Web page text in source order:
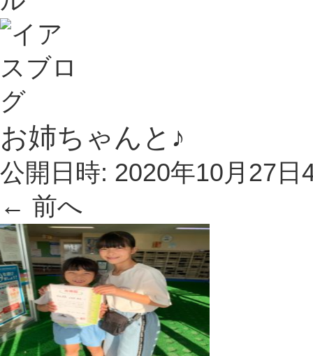
お姉ちゃんと♪
公開日時: 2020年10月27日
← 前へ